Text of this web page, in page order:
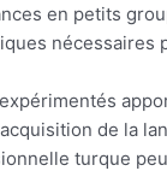
en petits
nécessaires
de la
turque